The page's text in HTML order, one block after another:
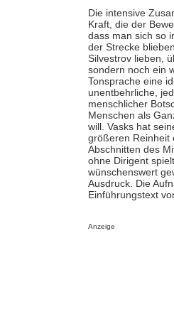
Die intensive
Kraft, die der
dass man sich so
der Strecke
Silvestrov lieben,
sondern noch ein
Tonsprache eine
unentbehrliche,
menschlicher
Menschen als
will. Vasks hat
größeren Reinheit
Abschnitten des
ohne Dirigent
wünschenswert
Ausdruck. Die
Einführungstext
Anzeige